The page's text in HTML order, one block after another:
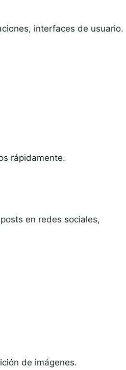
interfaces de usuario.
rápidamente.
en redes sociales,
de imágenes.